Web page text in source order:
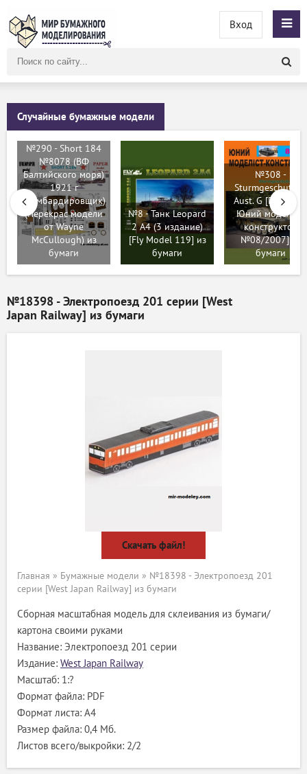
сайту
Вход
Случайные бумажные модели
№290 - Short 184
№8078 (ВФ
Балтийского моря)
1921 г
(бомбардировщик)
(Перекрас модели
от Wayne
McCullough) из
бумаги
№8 - Танк Leopard
2 A4 (3 издание)
[Fly Model 119] из
бумаги
№308 -
Sturmgeschutz III
Aust. G
Юний моделіст-
конструктор
№08/2007] из
бумаги
№18398 - Электропоезд 201 серии [West
Japan Railway] из бумаги
Скачать файл!
Главная » Бумажные модели » №18398 - Электропоезд 201
серии [West Japan Railway] из бумаги
Сборная масштабная модель для склеивания из бумаги/
картона своими руками
Название: Электропоезд 201 серии
Издание: West Japan Railway
Масштаб: 1:?
Формат файла: PDF
Формат листа: А4
Размер файла: 0,4 Мб.
Листов всего/выкройки: 2/2